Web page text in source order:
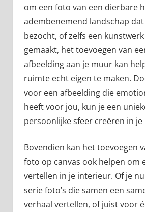
om een foto van een dierbare
adembenemend landschap
bezocht, of zelfs een
gemaakt, het toevoegen van
afbeelding aan je muur kan
ruimte echt eigen te maken.
voor een afbeelding die
heeft voor jou, kun je een
persoonlijke sfeer creëren in
Bovendien kan het toevoegen
foto op canvas ook helpen om
vertellen in je interieur. Of je
serie foto’s die samen een
verhaal vertellen, of juist voor